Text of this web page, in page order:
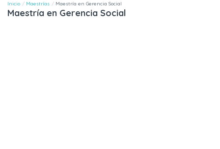
Inicio Maestrías Maestría en Gerencia Social
Maestría en Gerencia Social